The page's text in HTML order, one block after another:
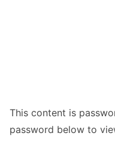
This content is
password below to